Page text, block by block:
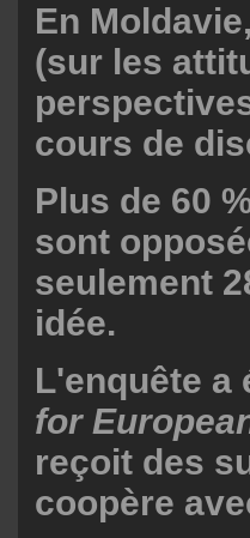
En
(sur les
cours de
Plus de 60
sont
seulement
idée.
L'enquête a
for
reçoit des
coopère